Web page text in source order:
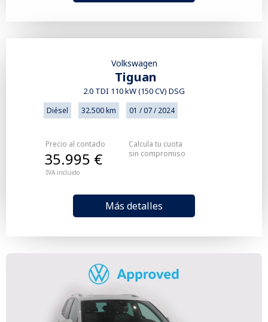
Volkswagen
Tiguan
2.0 TDI 110 kW (150 CV) DSG
Diésel 32.500 km 01 / 07 / 2024
Precio al contado
IVA incluido
35.995 €
Más detalles
Calcula tu cuota
sin compromiso